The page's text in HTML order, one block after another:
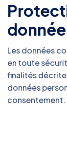
Les données
en toute
finalités
données
consentement.